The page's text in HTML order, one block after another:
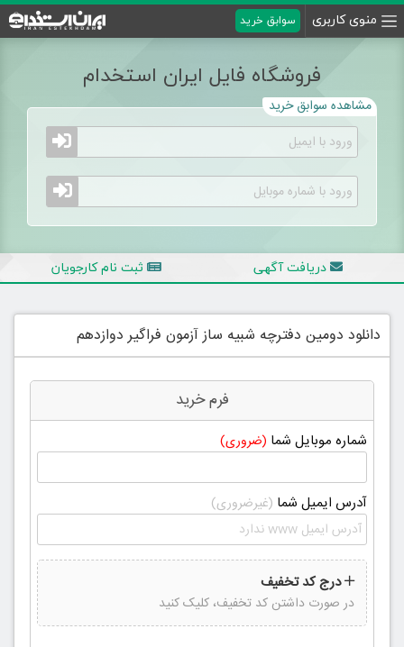
منوی کاربری سوابق خرید
فروشگاه فایل ایران استخدام
مشاهده سوابق خرید
دریافت آگهی ثبت نام کارجویان
دانلود دومین دفترچه شبیه ساز آزمون فراگیر دوازدهم
فرم خرید
شماره موبایل شما (ضروری)
آدرس ایمیل شما (غیرضروری)
درج کد تخفیف
در صورت داشتن کد تخفیف، کلیک کنید